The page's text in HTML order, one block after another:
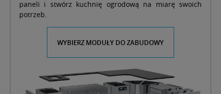
paneli i stwórz kuchnię ogrodową na miarę swoich
potrzeb.
WYBIERZ MODUŁY DO ZABUDOWY